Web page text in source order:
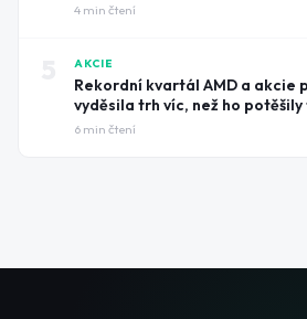
4 min čtení
AKCIE
Rekordní kvartál AMD a akcie
vyděsila trh víc, než ho
6 min čtení